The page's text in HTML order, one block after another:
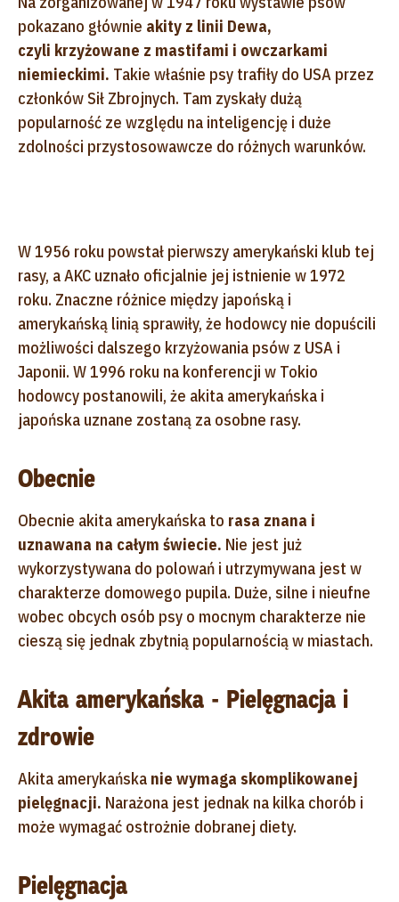
pokazano głównie akity z linii Dewa,
czyli krzyżowane z mastifami i owczarkami
niemieckimi. Takie właśnie psy trafiły do USA przez
członków Sił Zbrojnych. Tam zyskały dużą
popularność ze względu na inteligencję i duże
zdolności przystosowawcze do różnych warunków.
W 1956 roku powstał pierwszy amerykański klub tej
rasy, a AKC uznało oficjalnie jej istnienie w 1972
roku. Znaczne różnice między japońską i
amerykańską linią sprawiły, że hodowcy nie dopuścili
możliwości dalszego krzyżowania psów z USA i
Japonii. W 1996 roku na konferencji w Tokio
hodowcy postanowili, że akita amerykańska i
japońska uznane zostaną za osobne rasy.
Obecnie
Obecnie akita amerykańska to rasa znana i
uznawana na całym świecie. Nie jest już
wykorzystywana do polowań i utrzymywana jest w
charakterze domowego pupila. Duże, silne i nieufne
wobec obcych osób psy o mocnym charakterze nie
cieszą się jednak zbytnią popularnością w miastach.
Akita amerykańska - Pielęgnacja i
zdrowie
Akita amerykańska nie wymaga skomplikowanej
pielęgnacji. Narażona jest jednak na kilka chorób i
może wymagać ostrożnie dobranej diety.
Pielęgnacja